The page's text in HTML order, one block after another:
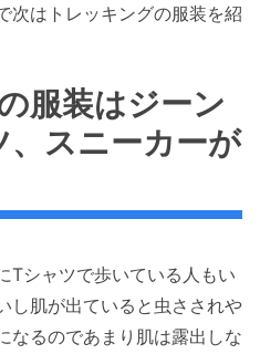
次はトレッキングの服装を紹
服装はジーン
、スニーカーが
Tシャツで歩いている人もい
し肌が出ていると虫さされや
なるのであまり肌は露出しな